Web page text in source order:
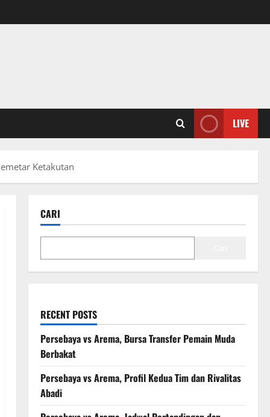
LIVE
Ketakutan
CARI
RECENT POSTS
Persebaya vs Arema, Bursa Transfer Pemain Muda
Berbakat
Persebaya vs Arema, Profil Kedua Tim dan Rivalitas
Abadi